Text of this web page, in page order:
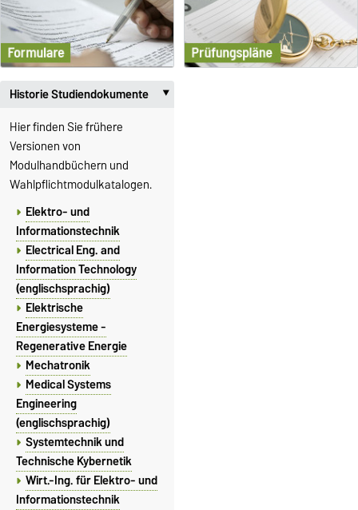
Historie Studiendokumente ‣
Hier finden Sie frühere
Versionen von
Modulhandbüchern und
Wahlpflichtmodulkatalogen.
Elektro- und
Informationstechnik
Electrical Eng. and
Information Technology
(englischsprachig)
Elektrische
Energiesysteme -
Regenerative Energie
Mechatronik
Medical Systems
Engineering
(englischsprachig)
Systemtechnik und
Technische Kybernetik
Wirt.-Ing. für Elektro- und
Informationstechnik